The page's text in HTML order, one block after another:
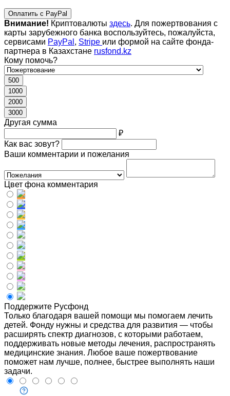
Оплатить с PayPal
Внимание! Криптовалюты здесь. Для пожертвования с
карты зарубежного банка воспользуйтесь, пожалуйста,
сервисами PayPal , Stripe или формой на сайте фонда-
партнера в Казахстане rusfond.kz
Кому помочь?
500
1000
2000
3000
Другая сумма
₽
Как вас зовут?
Ваши комментарии и пожелания
Цвет фона комментария
Поддержите Русфонд
Только благодаря вашей помощи мы помогаем лечить
детей. Фонду нужны и средства для развития — чтобы
расширять спектр диагнозов, с которыми работаем,
поддерживать новые методы лечения, распространять
медицинские знания. Любое ваше пожертвование
поможет нам лучше, полнее, быстрее выполнять наши
задачи.